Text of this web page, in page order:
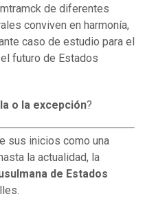
de diferentes
conviven en harmonía,
caso de estudio para el
futuro de Estados
o la excepción?
sus inicios como una
hasta la actualidad, la
de Estados